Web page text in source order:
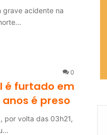
grave acidente na
0
é furtado em
é preso
por volta das 03h21,